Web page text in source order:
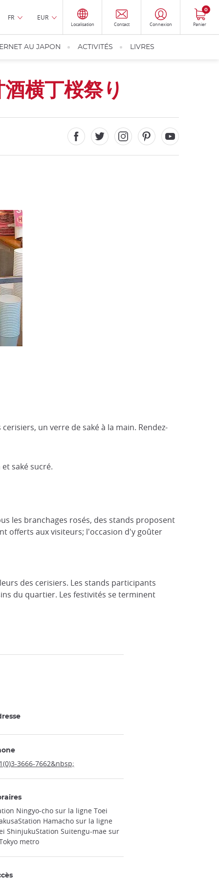
FR EUR
Localisation Contact Connexion Panier
0
AU JAPON ACTIVITÉS LIVRES
酒横丁桜祭り
un verre de saké à la main. Rendez-
saké sucré.
les branchages rosés, des stands proposent
offerts aux visiteurs; l'occasion d'y goûter
des cerisiers. Les stands participants
du quartier. Les festivités se terminent
3666-7662&nbsp;
Ningyo-cho sur la ligne Toei
Hamacho sur la ligne
ShinjukuStation Suitengu-mae sur
metro